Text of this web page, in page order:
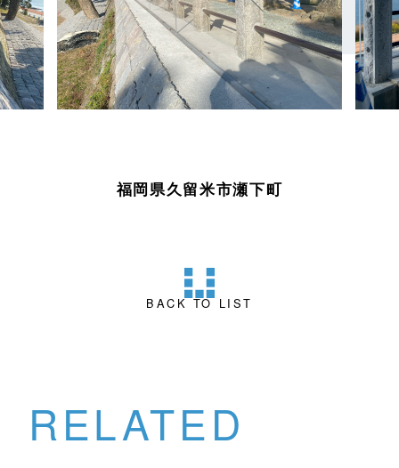
福岡県久留米市瀬下町
BACK TO LIST
RELATED